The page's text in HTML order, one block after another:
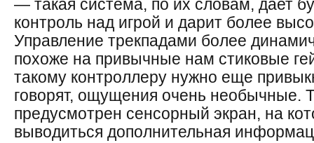
— такая система, по их словам, дает
контроль над игрой и дарит более
Управление трекпадами более
похоже на привычные нам стиковые
такому контроллеру нужно еще
говорят, ощущения очень необычные.
предусмотрен сенсорный экран, на
выводиться дополнительная